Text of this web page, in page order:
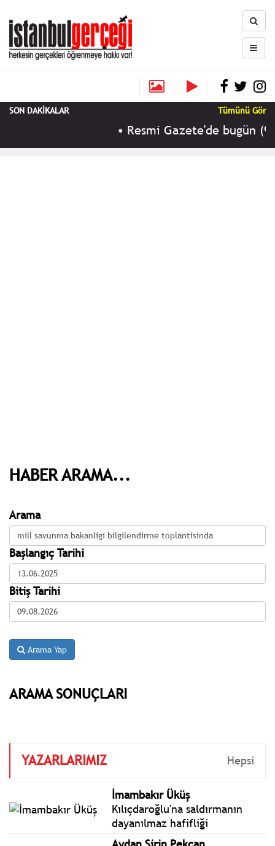
SON DAKİKALAR Tümünü Gör
•Resmi Gazete'de bugün (9
HABER ARAMA...
Arama
Başlangıç Tarihi
Bitiş Tarihi
Arama Yap
ARAMA SONUÇLARI
YAZARLARIMIZ Hepsi
İmambakır Üküş
Kılıçdaroğlu'na saldırmanın
dayanılmaz hafifliği